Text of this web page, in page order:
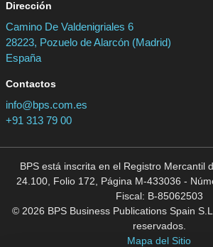
Dirección
Camino De Valdenigriales 6
28223, Pozuelo de Alarcón (Madrid)
España
Contactos
info@bps.com.es
+91 313 79 00
BPS está inscrita en el Registro Mercantil
24.100, Folio 172, Página M-433036 -
Fiscal: B-85062503
© 2026 BPS Business Publications Spain
reservados.
Mapa del Sitio